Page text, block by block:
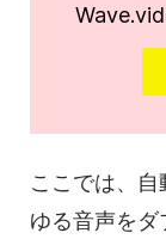
ここでは、
ゆる音声を